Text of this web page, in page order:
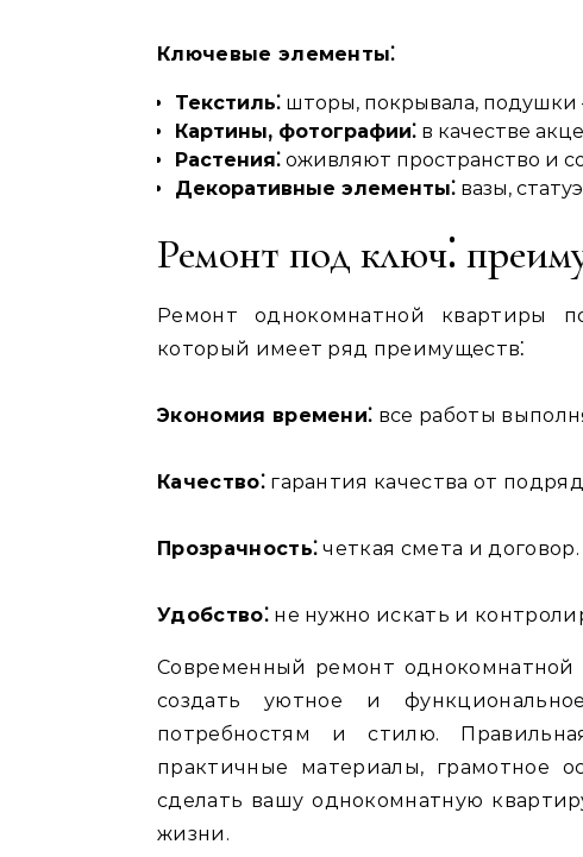
Ключевые элементы⁚
Текстиль⁚ шторы, покрывала, подушки
Картины, фотографии⁚ в качестве
Растения⁚ оживляют пространство и
Декоративные элементы⁚ вазы,
Ремонт под ключ⁚
Ремонт однокомнатной квартиры
который имеет ряд преимуществ⁚
Экономия времени⁚ все работы
Качество⁚гарантия качества от
Прозрачность⁚ четкая смета и договор.
Удобство⁚не нужно искать и
Современный ремонт
создать уютное и
потребностям и стилю.
практичные материалы, грамотное
сделать вашу однокомнатную
жизни.